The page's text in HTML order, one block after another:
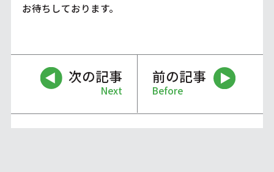
お待ちしております。
次の記事
Next
前の記事
Before